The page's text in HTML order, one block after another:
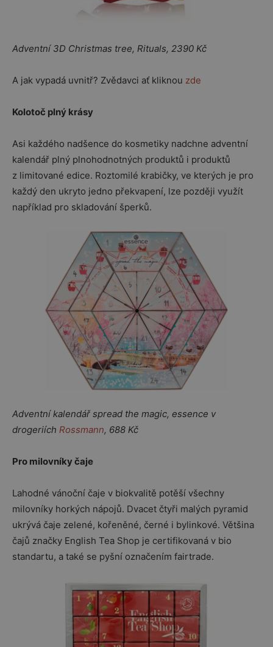
Adventní 3D Christmas tree, Rituals, 2390 Kč
A jak vypadá uvnitř? Zvědavci ať kliknou zde
Kolotoč plný krásy
Asi každého nadšence do kosmetiky nadchne adventní
kalendář plný plnohodnotných produktů i produktů
z limitované edice. Roztomilé krabičky, ve kterých je pro
každý den ukryto jedno překvapení, lze později využít
například pro skladování šperků.
Adventní kalendář spread the magic, essence v
drogeriích Rossmann, 688 Kč
Pro milovníky čaje
Lahodné vánoční čaje v biokvalitě potěší všechny
milovníky horkých nápojů. Dvacet čtyři malých pyramid
ukrývá čaje zelené, kořeněné, černé i bylinkové. Většina
čajů značky English Tea Shop je certifikovaná v bio
standartu, a také se pyšní označením fairtrade.